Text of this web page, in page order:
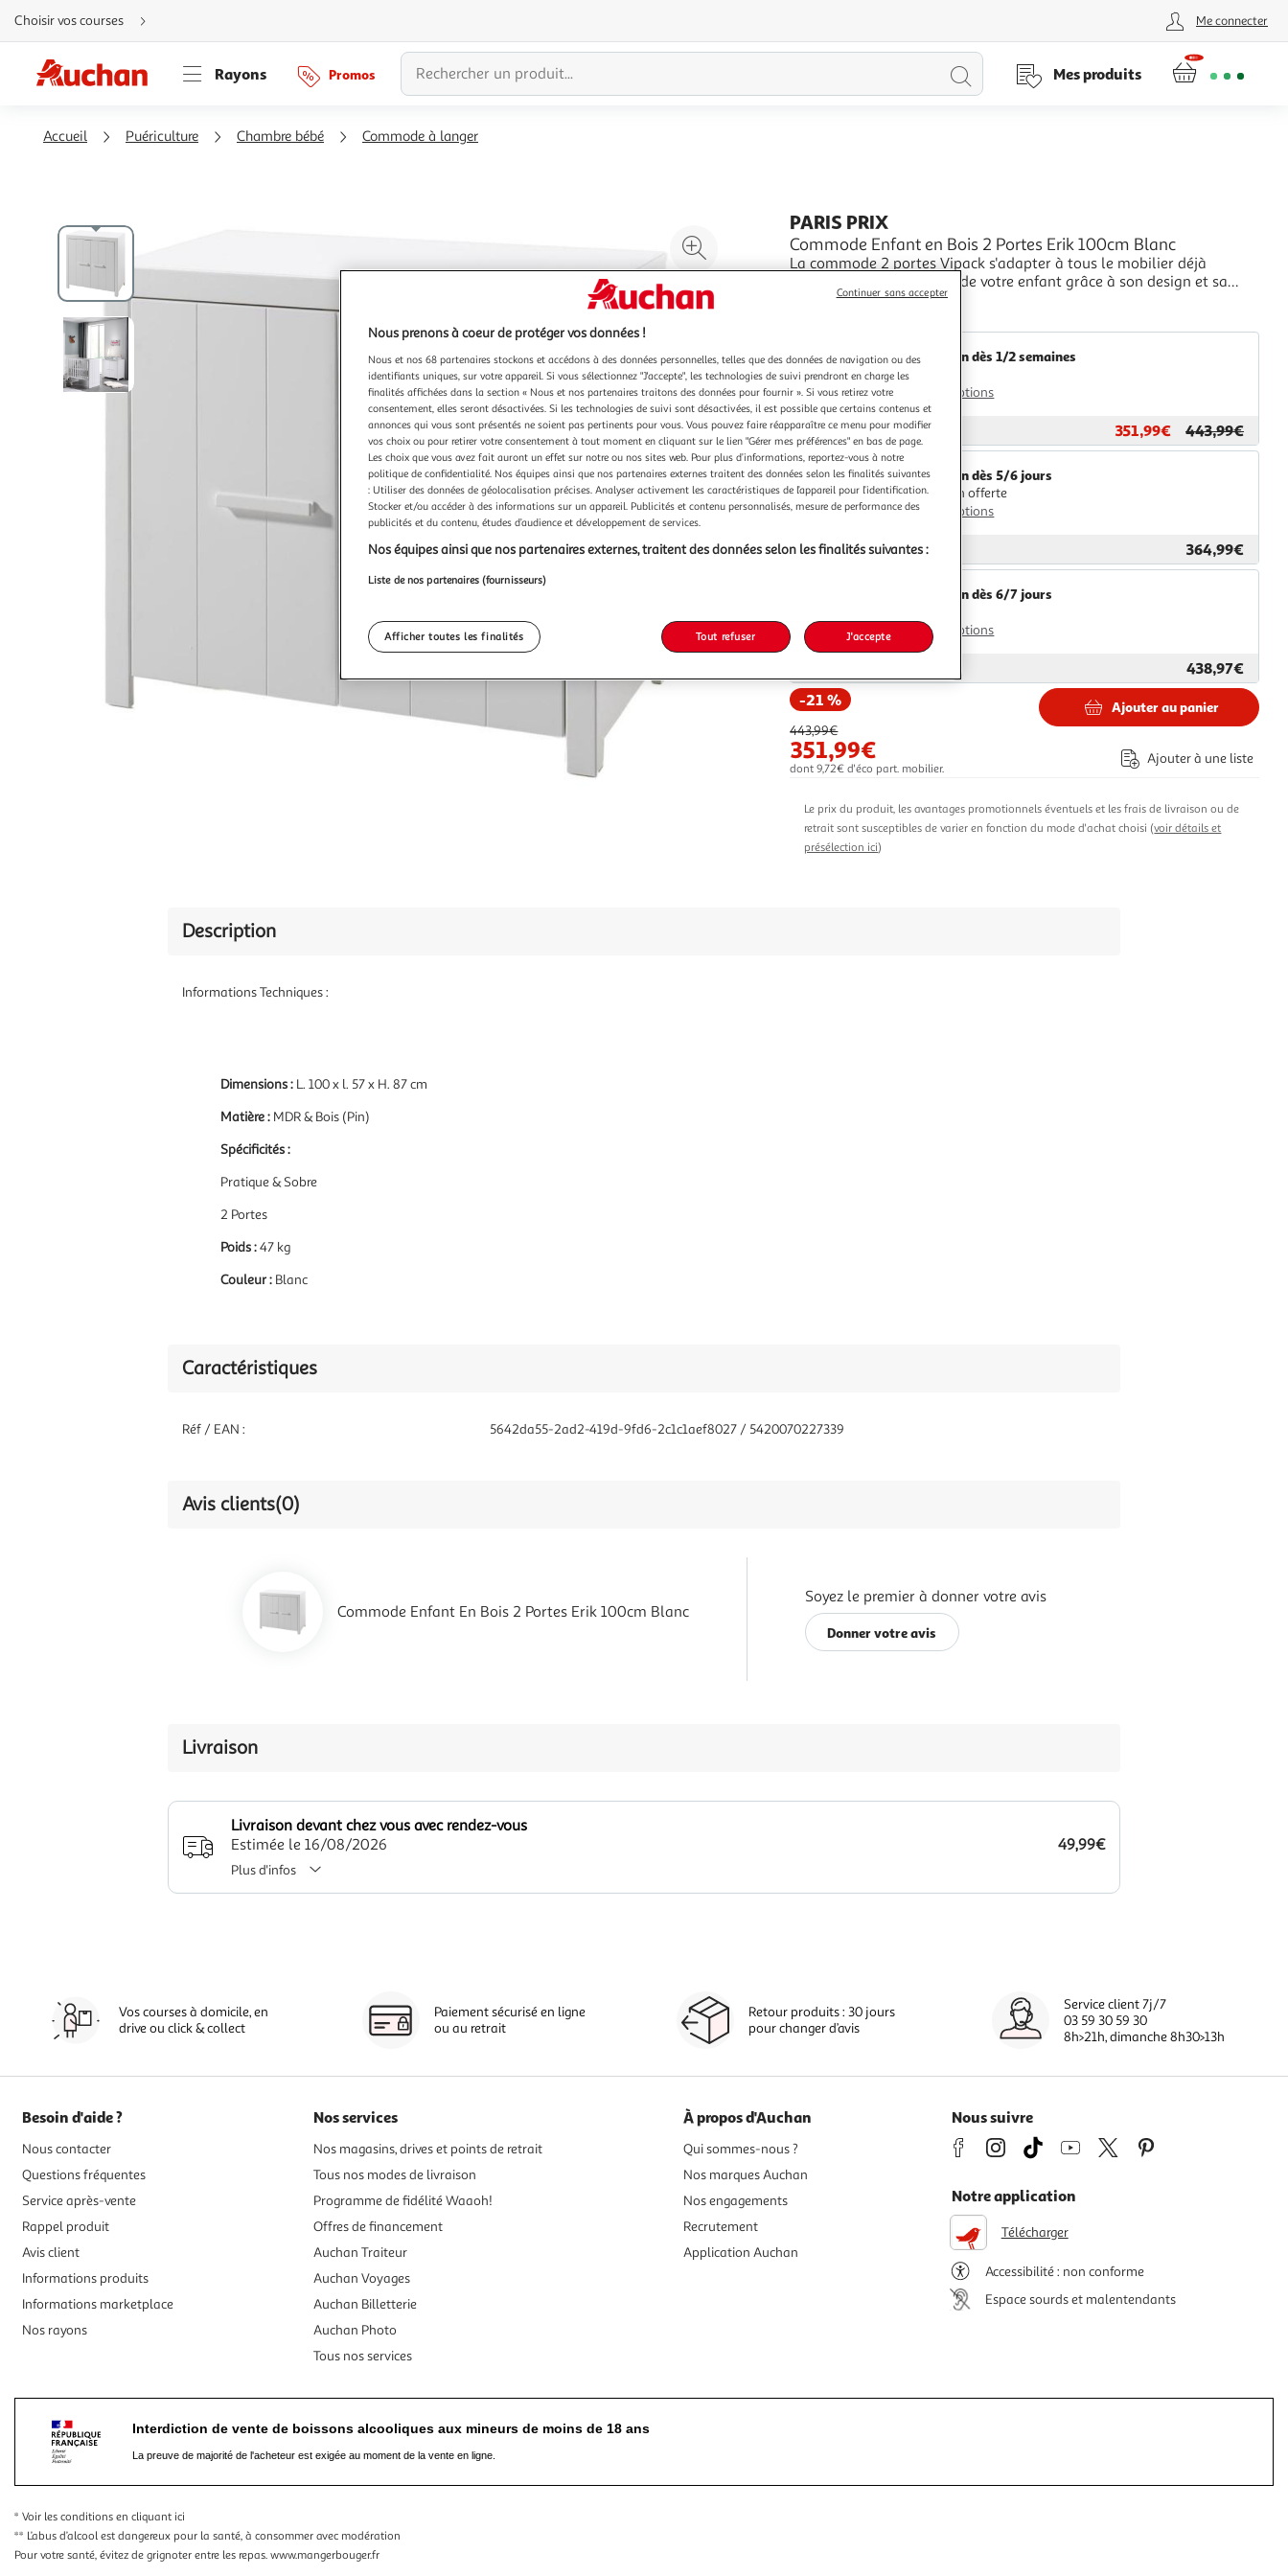
Aller
directement
au
Aller
directement
à
Aller
directement
rubrique
Choisir vos courses Me connecter
Rayons Promos
Lancer
Mes produits
Accueil Puériculture Chambre bébé Commode à langer
Agrandir
l'illustration
à
200%
Réduire
l'illustration
100
%
le
produit
PARIS PRIX
Commode Enfant en Bois 2 Portes Erik 100cm Blanc
La commode 2 portes Vipack s'adapter à tous le mobilier déjà
présent dans la chambre de votre enfant grâce à son design et sa
couleur sobre....
En savoir +
Livraison dès 1/2 semaines
Plus d'options
Vendu par Paris Prix 351,99€ 443,99€
Livraison dès 5/6 jours
Livraison offerte
Plus d'options
Vendu par1001Jouets 364,99€
Livraison dès 6/7 jours
Plus d'options
438,97€
-21 %
443,99€
351,99€
dont 9,72€ d'éco part. mobilier.
Ajouter au panier
Ajouter à une liste
Le prix du produit, les avantages promotionnels éventuels et les frais de livraison ou de
retrait sont susceptibles de varier en fonction du mode d'achat choisi (voir détails et
présélection ici)
Description
Informations Techniques :
Dimensions : L. 100 x l. 57 x H. 87 cm
Matière : MDR & Bois (Pin)
Spécificités :
Pratique & Sobre
2 Portes
Poids :47 kg
Couleur : Blanc
Caractéristiques
Réf / EAN : 5642da55-2ad2-419d-9fd6-2c1c1aef8027 / 5420070227339
Avis clients(0)
Commode Enfant En Bois 2 Portes Erik 100cm Blanc
Soyez le premier à donner votre avis
Donner votre avis
Livraison
Livraison devant chez vous avec rendez-vous
Estimée le 16/08/2026
49,99€
Plus d'infos
Vos courses à domicile, en
drive ou click & collect
Paiement sécurisé en ligne
ou au retrait
Retour produits : 30 jours
pour changer d’avis
Service client 7j/7
03 59 30 59 30
8h>21h, dimanche 8h30>13h
Besoin d'aide ?
Nous contacter
Questions fréquentes
Service après-vente
Rappel produit
Avis client
Informations produits
Informations marketplace
Nos rayons
Nos services
Nos magasins, drives et points de retrait
Tous nos modes de livraison
Programme de fidélité Waaoh!
Offres de financement
Auchan Traiteur
Auchan Voyages
Auchan Billetterie
Auchan Photo
Tous nos services
À propos d'Auchan
Qui sommes-nous ?
Nos marques Auchan
Nos engagements
Recrutement
Application Auchan
Nous suivre
Notre application
Télécharger
Accessibilité : non conforme
Espace sourds et malentendants
Interdiction de vente de boissons alcooliques aux mineurs de moins de 18 ans
La preuve de majorité de l'acheteur est exigée au moment de la vente en ligne.
* Voir les conditions en cliquant ici
** L’abus d’alcool est dangereux pour la santé, à consommer avec modération
Pour votre santé, évitez de grignoter entre les repas. www.mangerbouger.fr
Nous prenons à coeur de protéger vos données !
Nous et nos 68 partenaires stockons et accédons à des données personnelles, telles que des données de navigation ou des
identifiants uniques, sur votre appareil. Si vous sélectionnez "J'accepte", les technologies de suivi prendront en charge les
finalités affichées dans la section « Nous et nos partenaires traitons des données pour fournir ». Si vous retirez votre
consentement, elles seront désactivées. Si les technologies de suivi sont désactivées, il est possible que certains contenus et
annonces qui vous sont présentés ne soient pas pertinents pour vous. Vous pouvez faire réapparaître ce menu pour modifier
vos choix ou pour retirer votre consentement à tout moment en cliquant sur le lien "Gérer mes préférences" en bas de page.
Les choix que vous avez fait auront un effet sur notre ou nos sites web. Pour plus d’informations, reportez-vous à notre
politique de confidentialité. Nos équipes ainsi que nos partenaires externes traitent des données selon les finalités suivantes
: Utiliser des données de géolocalisation précises. Analyser activement les caractéristiques de l’appareil pour l’identification.
Stocker et/ou accéder à des informations sur un appareil. Publicités et contenu personnalisés, mesure de performance des
publicités et du contenu, études d’audience et développement de services.
Nos équipes ainsi que nos partenaires externes, traitent des données selon les finalités suivantes :
Liste de nos partenaires (fournisseurs)
Afficher toutes les finalités Tout refuser J'accepte
Continuer sans accepter